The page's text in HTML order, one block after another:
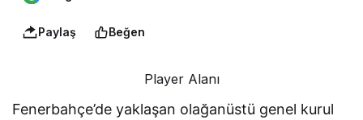
Paylaş Beğen
Player Alanı
Fenerbahçe’de yaklaşan olağanüstü genel kurul